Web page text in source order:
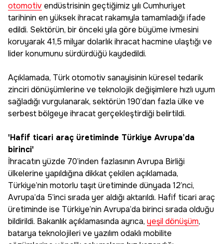
otomotiv endüstrisinin geçtiğimiz yılı Cumhuriyet
tarihinin en yüksek ihracat rakamıyla tamamladığı ifade
edildi. Sektörün, bir önceki yıla göre büyüme ivmesini
koruyarak 41,5 milyar dolarlık ihracat hacmine ulaştığı ve
lider konumunu sürdürdüğü kaydedildi.
Açıklamada, Türk otomotiv sanayisinin küresel tedarik
zinciri dönüşümlerine ve teknolojik değişimlere hızlı uyum
sağladığı vurgulanarak, sektörün 190’dan fazla ülke ve
serbest bölgeye ihracat gerçekleştirdiği belirtildi.
'Hafif ticari araç üretiminde Türkiye Avrupa’da
birinci'
İhracatın yüzde 70’inden fazlasının Avrupa Birliği
ülkelerine yapıldığına dikkat çekilen açıklamada,
Türkiye’nin motorlu taşıt üretiminde dünyada 12’nci,
Avrupa’da 5’inci sırada yer aldığı aktarıldı. Hafif ticari araç
üretiminde ise Türkiye’nin Avrupa’da birinci sırada olduğu
bildirildi. Bakanlık açıklamasında ayrıca, yeşil dönüşüm,
batarya teknolojileri ve yazılım odaklı mobilite